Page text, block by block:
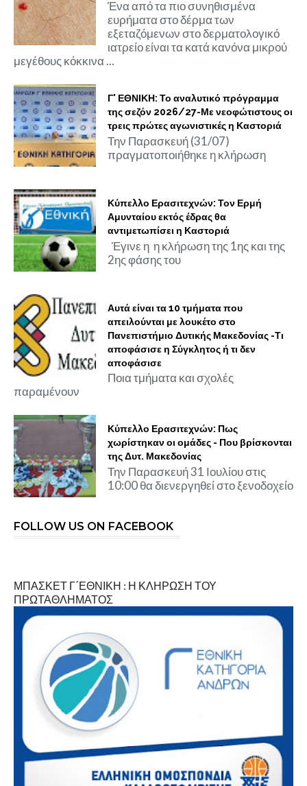
Ένα από τα πιο συνηθισμένα
ευρήματα στο δέρμα των
εξεταζόμενων στο δερματολογικό
ιατρείο είναι τα κατά κανόνα μικρού
μεγέθους κόκκινα ...
Γ' ΕΘΝΙΚΗ: Το αναλυτικό πρόγραμμα
της σεζόν 2026/27-Με νεοφώτιστους οι
τρεις πρώτες αγωνιστικές η Καστοριά
Την Παρασκευή (31/07)
πραγματοποιήθηκε η κλήρωση
Κύπελλο Ερασιτεχνών: Τον Ερμή
Αμυνταίου εκτός έδρας θα
αντιμετωπίσει η Καστοριά
Έγινε η η κλήρωση της 1ης και της
2ης φάσης του
Αυτά είναι τα 10 τμήματα που
απειλούνται με λουκέτο στο
Πανεπιστήμιο Δυτικής Μακεδονίας -Τι
αποφάσισε η Σύγκλητος ή τι δεν
αποφάσισε
Ποια τμήματα και σχολές
παραμένουν
Κύπελλο Ερασιτεχνών: Πως
χωρίστηκαν οι ομάδες - Που βρίσκονται
της Δυτ. Μακεδονίας
Την Παρασκευή 31 Ιουλίου στις
10:00 θα διενεργηθεί στο ξενοδοχείο
FOLLOW US ON FACEBOOK
ΜΠΑΣΚΕΤ Γ΄ΕΘΝΙΚΗ : Η ΚΛΗΡΩΣΗ ΤΟΥ
ΠΡΩΤΑΘΛΗΜΑΤΟΣ